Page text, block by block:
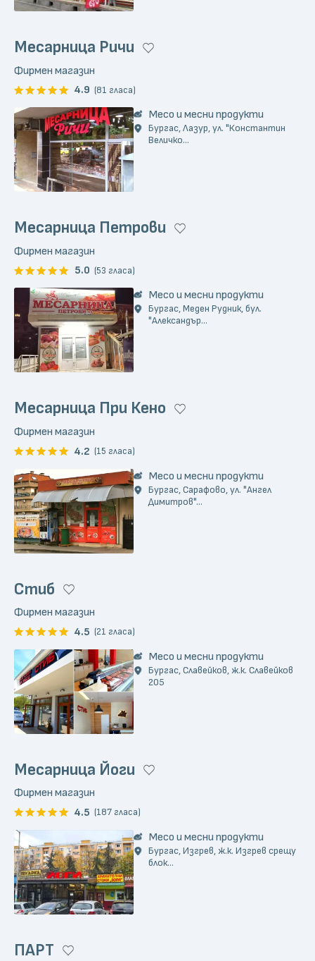
Месарница Ричи
Фирмен магазин
4.9 (81 гласа)
Месо и месни продукти
Бургас, Лазур, ул. "Константин
Величко...
Месарница Петрови
Фирмен магазин
5.0 (53 гласа)
Месо и месни продукти
Бургас, Меден Рудник, бул.
"Александър...
Месарница При Кено
Фирмен магазин
4.2 (15 гласа)
Месо и месни продукти
Бургас, Сарафово, ул. "Ангел
Димитров"...
Стиб
Фирмен магазин
4.5 (21 гласа)
Месо и месни продукти
Бургас, Славейков, ж.к. Славейков
205
Месарница Йоги
Фирмен магазин
4.5 (187 гласа)
Месо и месни продукти
Бургас, Изгрев, ж.к. Изгрев срещу
блок...
ПАРТ